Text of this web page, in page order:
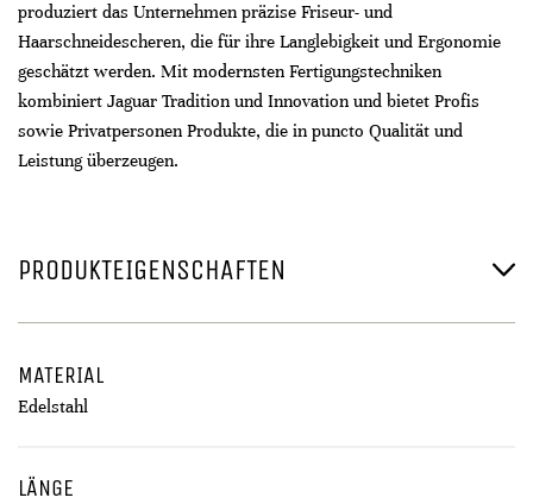
produziert das Unternehmen präzise Friseur- und
Haarschneidescheren, die für ihre Langlebigkeit und Ergonomie
geschätzt werden. Mit modernsten Fertigungstechniken
kombiniert Jaguar Tradition und Innovation und bietet Profis
sowie Privatpersonen Produkte, die in puncto Qualität und
Leistung überzeugen.
PRODUKTEIGENSCHAFTEN
MATERIAL
Edelstahl
LÄNGE